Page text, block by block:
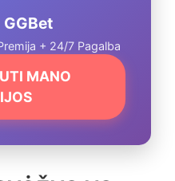
GGBet
+ 24/7 Pagalba
MANO